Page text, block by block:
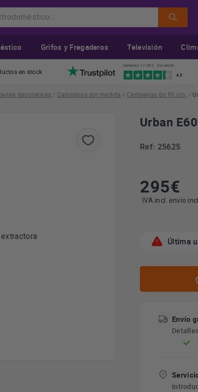
Grifos y Fregaderos Televisión
en stock
Opiniones 17.082 · Excelente
4.3
decorativas / Campanas por medida / Campanas de 90 cm. /
Urban
Ref: 25625
295€
IVA incl. envío incl.
Última
Envío